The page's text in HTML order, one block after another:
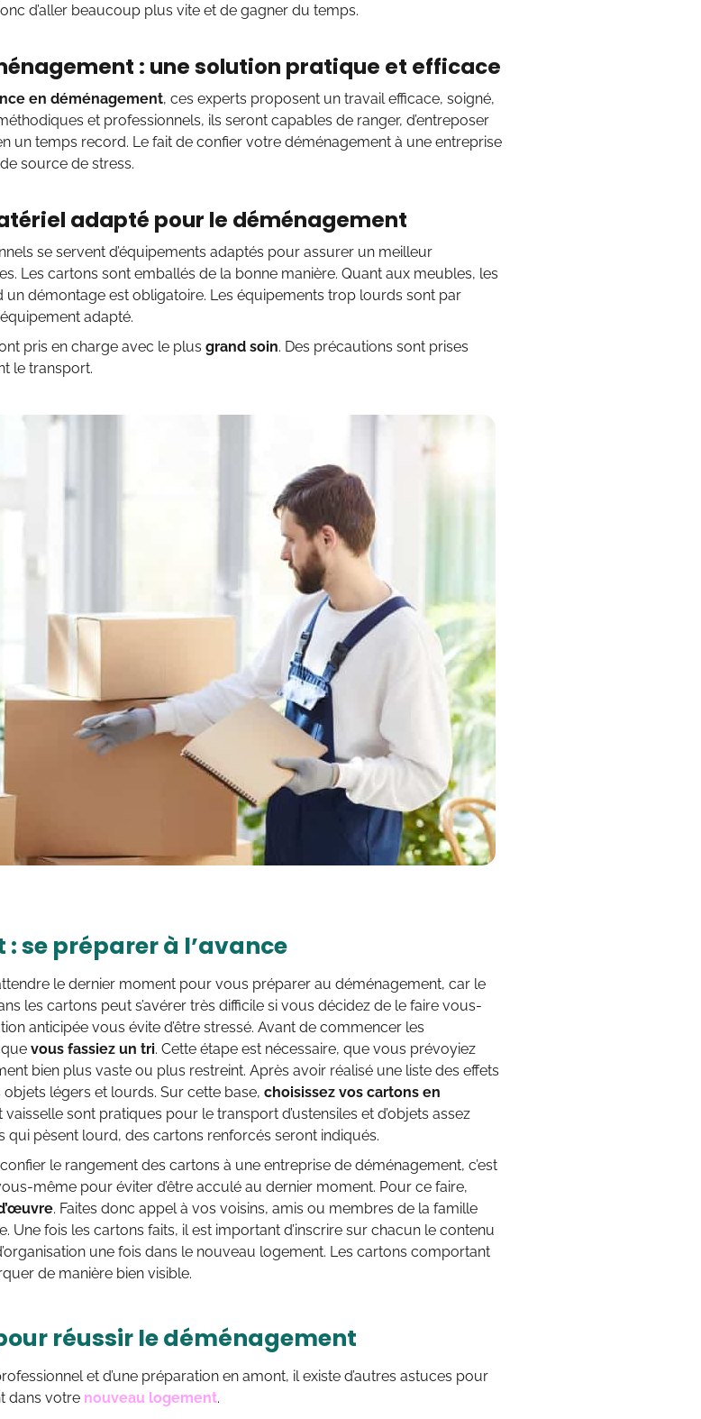
d’aller beaucoup plus vite et de gagner du temps.
: une solution pratique et efficace
en déménagement, ces experts proposent un travail efficace, soigné,
et professionnels, ils seront capables de ranger, d’entreposer
un temps record. Le fait de confier votre déménagement à une entreprise
source de stress.
adapté pour le déménagement
se servent d’équipements adaptés pour assurer un meilleur
Les cartons sont emballés de la bonne manière. Quant aux meubles, les
un démontage est obligatoire. Les équipements trop lourds sont par
adapté.
pris en charge avec le plus grand soin. Des précautions sont prises
le transport.
se préparer à l’avance
le dernier moment pour vous préparer au déménagement, car le
les cartons peut s’avérer très difficile si vous décidez de le faire vous-
anticipée vous évite d’être stressé. Avant de commencer les
vous fassiez un tri. Cette étape est nécessaire, que vous prévoyiez
bien plus vaste ou plus restreint. Après avoir réalisé une liste des effets
légers et lourds. Sur cette base, choisissez vos cartons en
sont pratiques pour le transport d’ustensiles et d’objets assez
qui pèsent lourd, des cartons renforcés seront indiqués.
le rangement des cartons à une entreprise de déménagement, c’est
même pour éviter d’être acculé au dernier moment. Pour ce faire,
. Faites donc appel à vos voisins, amis ou membres de la famille
Une fois les cartons faits, il est important d’inscrire sur chacun le contenu
une fois dans le nouveau logement. Les cartons comportant
de manière bien visible.
réussir le déménagement
et d’une préparation en amont, il existe d’autres astuces pour
dans votre nouveau logement.